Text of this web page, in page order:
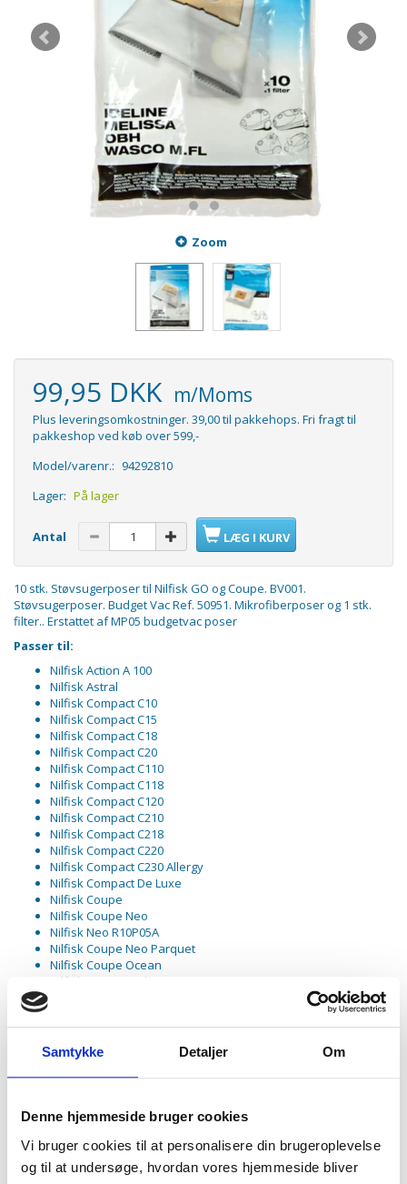
Samtykke Detaljer Om
Denne hjemmeside bruger cookies
Vi bruger cookies til at personalisere din brugeroplevelse
og til at undersøge, hvordan vores hjemmeside bliver
Zoom
99,95 DKK m/Moms
Plus leveringsomkostninger. 39,00 til pakkehops. Fri fragt til
pakkeshop ved køb over 599,-
Model/varenr.: 94292810
Lager: På lager
Antal LÆG I KURV
10 stk. Støvsugerposer til Nilfisk GO og Coupe. BV001.
Støvsugerposer. Budget Vac Ref. 50951. Mikrofiberposer og 1 stk.
filter.. Erstattet af MP05 budgetvac poser
Passer til:
Nilfisk Action A 100
Nilfisk Astral
Nilfisk Compact C10
Nilfisk Compact C15
Nilfisk Compact C18
Nilfisk Compact C20
Nilfisk Compact C110
Nilfisk Compact C118
Nilfisk Compact C120
Nilfisk Compact C210
Nilfisk Compact C218
Nilfisk Compact C220
Nilfisk Compact C230 Allergy
Nilfisk Compact De Luxe
Nilfisk Coupe
Nilfisk Coupe Neo
Nilfisk Neo R10P05A
Nilfisk Coupe Neo Parquet
Nilfisk Coupe Ocean
Nilfisk Coupe Parket
Nilfisk Coupe Xtra
Nilfisk Force 66
Nilfisk Force 122
Nilfisk Force 144
Nilfisk GM62
Nilfisk GM64
Nilfisk GM65
Nilfisk GM 100 Sprint
Nilfisk Go